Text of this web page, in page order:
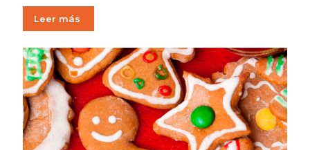
Leer más